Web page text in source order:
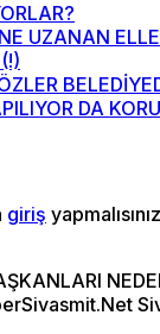
UZANAN
DA
giriş